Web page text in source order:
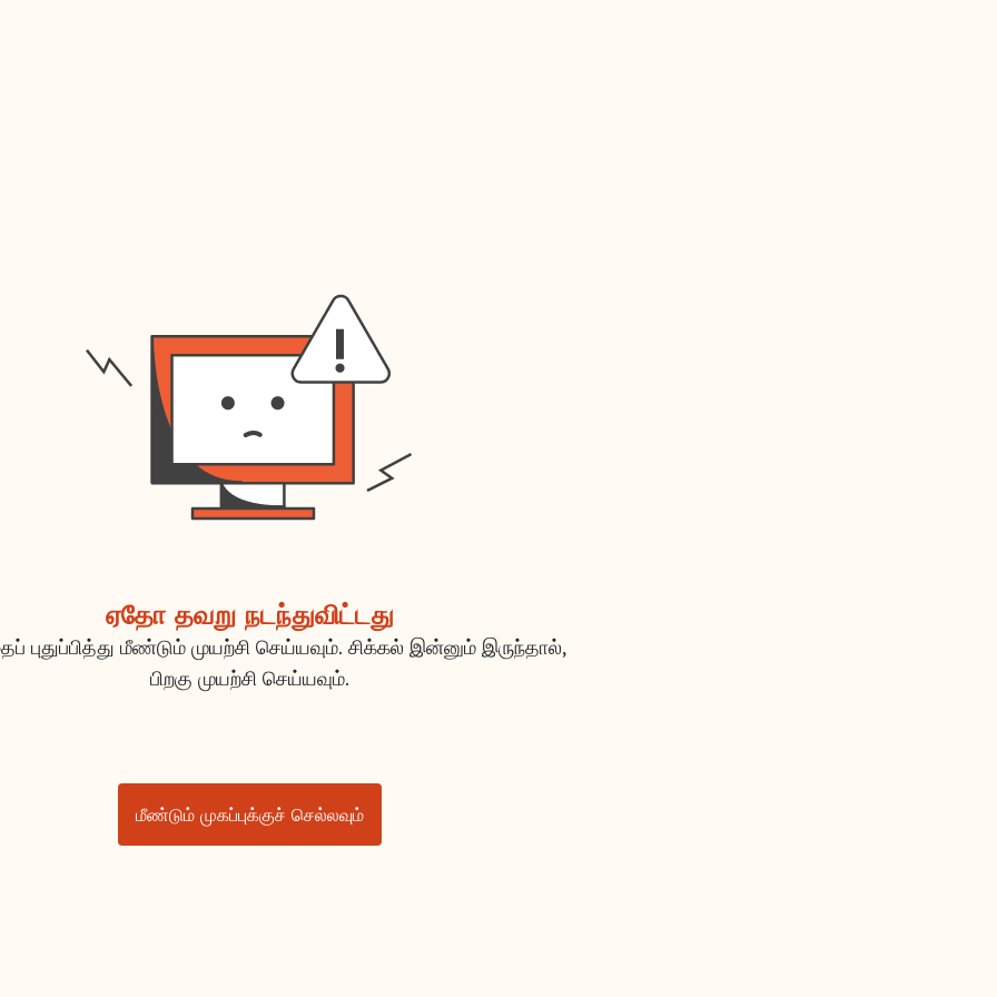
ஏதோ தவறு நடந்துவிட்டது
புதுப்பித்து மீண்டும் முயற்சி செய்யவும். சிக்கல் இன்னும் இருந்தால்,
பிறகு முயற்சி செய்யவும்.
மீண்டும் முகப்புக்குச் செல்லவும்